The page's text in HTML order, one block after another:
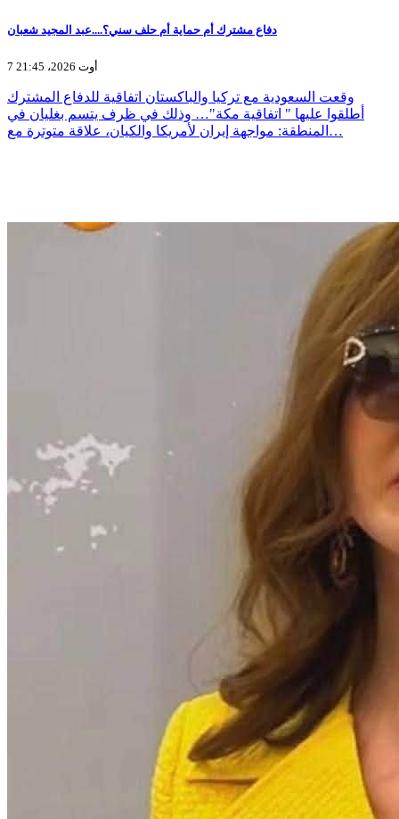
دفاع مشترك أم حماية أم حلف سني؟....عبد المجيد شعبان
7 أوت 2026، 21:45
وقعت السعودية مع تركيا والباكستان اتفاقية للدفاع المشترك
أطلقوا عليها " اتفاقية مكة"… وذلك في ظرف يتسم بغليان في
المنطقة: مواجهة إيران لأمريكا والكيان، علاقة متوترة مع…